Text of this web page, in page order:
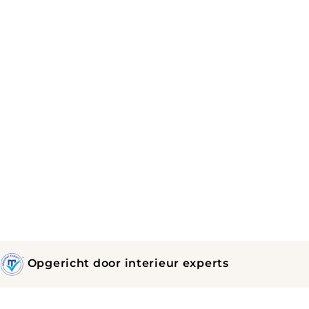
Opgericht door interieur experts